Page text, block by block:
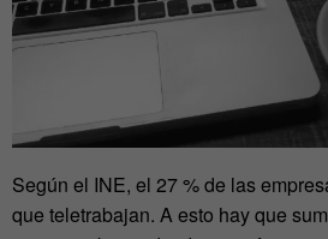
Según el INE, el 27 % de las
que teletrabajan. A esto hay que